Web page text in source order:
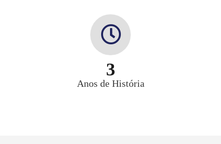
3
Anos de História